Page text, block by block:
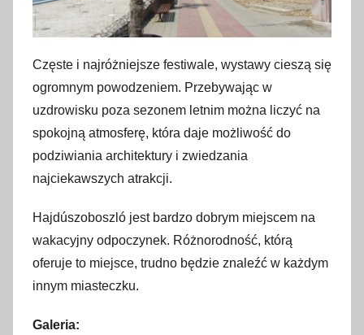
Częste i najróżniejsze festiwale, wystawy cieszą się
ogromnym powodzeniem. Przebywając w
uzdrowisku poza sezonem letnim można liczyć na
spokojną atmosferę, która daje możliwość do
podziwiania architektury i zwiedzania
najciekawszych atrakcji.
Hajdúszoboszló jest bardzo dobrym miejscem na
wakacyjny odpoczynek. Różnorodność, którą
oferuje to miejsce, trudno będzie znaleźć w każdym
innym miasteczku.
Galeria: